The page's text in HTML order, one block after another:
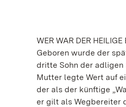
WER WAR DER
Geboren wurde der
dritte Sohn der adligen
Mutter legte Wert auf
der als der künftige
er gilt als Wegbereiter